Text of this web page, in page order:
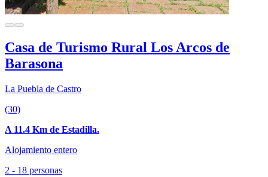
Casa de Turismo Rural Los Arcos de
Barasona
La Puebla de Castro
(30)
A 11.4 Km de Estadilla.
Alojamiento entero
2 - 18 personas